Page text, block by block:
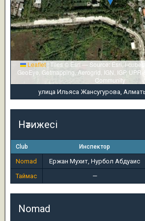
Leaflet | Tiles © Esri — Source: Esri, i-
GeoEye, Getmapping, Aerogrid, IGN, IGP,
Community
улица Ильяса Жансугурова,
Нәтижесі
Club Инспектор
Nomad Ержан Мухит, Нурбол Абдуаис
Таймас
—
Nomad